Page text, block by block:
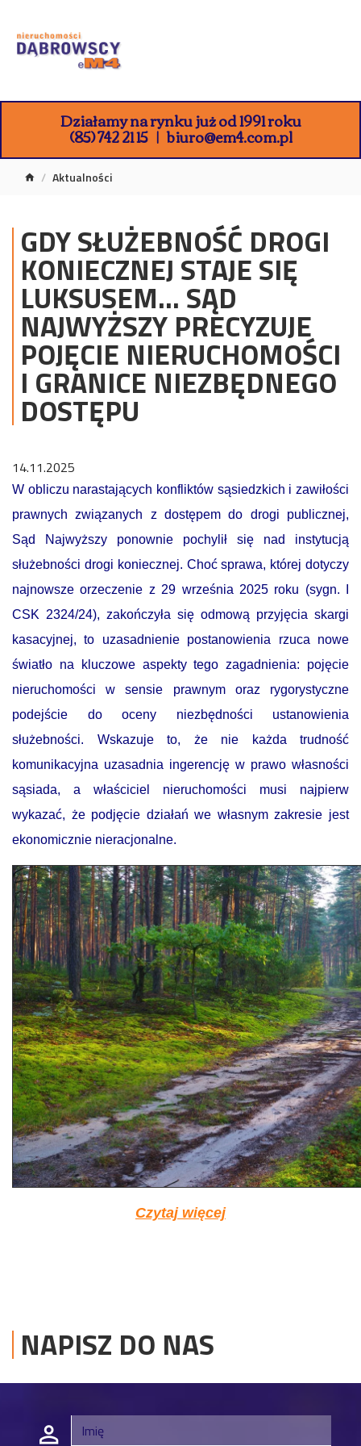
Działamy na rynku już od 1991 roku
(85) 742 21 15 biuro@em4.com.pl
Aktualności
GDY SŁUŻEBNOŚĆ DROGI
KONIECZNEJ STAJE SIĘ
LUKSUSEM... SĄD
NAJWYŻSZY PRECYZUJE
POJĘCIE NIERUCHOMOŚCI
I GRANICE NIEZBĘDNEGO
DOSTĘPU
14.11.2025
W obliczu narastających konfliktów sąsiedzkich i zawiłości
prawnych związanych z dostępem do drogi publicznej,
Sąd Najwyższy ponownie pochylił się nad instytucją
służebności drogi koniecznej. Choć sprawa, której dotyczy
najnowsze orzeczenie z 29 września 2025 roku (sygn. I
CSK 2324/24), zakończyła się odmową przyjęcia skargi
kasacyjnej, to uzasadnienie postanowienia rzuca nowe
światło na kluczowe aspekty tego zagadnienia: pojęcie
nieruchomości w sensie prawnym oraz rygorystyczne
podejście do oceny niezbędności ustanowienia
służebności. Wskazuje to, że nie każda trudność
komunikacyjna uzasadnia ingerencję w prawo własności
sąsiada, a właściciel nieruchomości musi najpierw
wykazać, że podjęcie działań we własnym zakresie jest
ekonomicznie nieracjonalne.
Czytaj więcej
NAPISZ DO NAS